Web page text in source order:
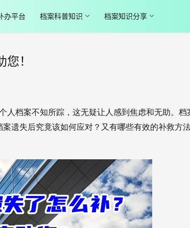
办平台 档案科普知识 档案知识分享
！
遗失后究竟该如何应对？又有哪些有效的补救方